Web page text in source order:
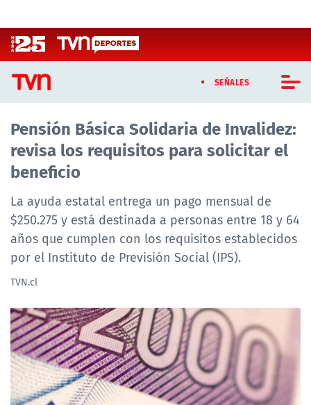
SEÑALES
CASTING MASTERCHEF CHILE
CASTING TVN VERTICAL
TVN VERTICAL
TVN PLAY
PROGRAMAS
NTV
ACTUALIDAD Y TENDENCIAS
Pensión Básica Solidaria de Invalidez:
revisa los requisitos para solicitar el
beneficio
La ayuda estatal entrega un pago mensual de
$250.275 y está destinada a personas entre 18 y 64
años que cumplen con los requisitos establecidos
por el Instituto de Previsión Social (IPS).
TVN.cl